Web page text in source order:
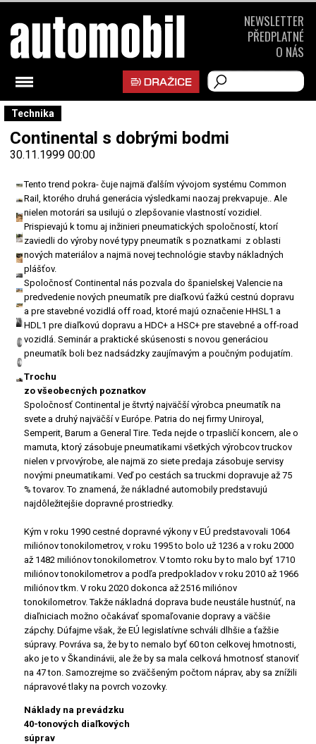
Technika
Continental s dobrými bodmi
30.11.1999 00:00
Tento trend pokra- čuje najmä ďalším vývojom systému Common
Rail, ktorého druhá generácia výsledkami naozaj prekvapuje.. Ale
nielen motorári sa usilujú o zlepšovanie vlastností vozidiel.
Prispievajú k tomu aj inžinieri pneumatických spoločností, ktorí
zaviedli do výroby nové typy pneumatík s poznatkami z oblasti
nových materiálov a najmä novej technológie stavby nákladných
plášťov.
Spoločnosť Continental nás pozvala do španielskej Valencie na
predvedenie nových pneumatík pre diaľkovú ťažkú cestnú dopravu
a pre stavebné vozidlá off road, ktoré majú označenie HHSL1 a
HDL1 pre diaľkovú dopravu a HDC+ a HSC+ pre stavebné a off-road
vozidlá. Seminár a praktické skúsenosti s novou generáciou
pneumatík boli bez nadsádzky zaujímavým a poučným podujatím.
Trochu
zo všeobecných poznatkov
Spoločnosť Continental je štvrtý najväčší výrobca pneumatík na
svete a druhý najväčší v Európe. Patria do nej firmy Uniroyal,
Semperit, Barum a General Tire. Teda nejde o trpasličí koncern, ale o
mamuta, ktorý zásobuje pneumatikami všetkých výrobcov truckov
nielen v prvovýrobe, ale najmä zo siete predaja zásobuje servisy
novými pneumatikami. Veď po cestách sa truckmi dopravuje až 75
% tovarov. To znamená, že nákladné automobily predstavujú
najdôležitejšie dopravné prostriedky.
Kým v roku 1990 cestné dopravné výkony v EÚ predstavovali 1064
miliónov tonokilometrov, v roku 1995 to bolo už 1236 a v roku 2000
až 1482 miliónov tonokilometrov. V tomto roku by to malo byť 1710
miliónov tonokilometrov a podľa predpokladov v roku 2010 až 1966
miliónov tkm. V roku 2020 dokonca až 2516 miliónov
tonokilometrov. Takže nákladná doprava bude neustále hustnúť, na
diaľniciach možno očakávať spomaľovanie dopravy a väčšie
zápchy. Dúfajme však, že EÚ legislatívne schváli dlhšie a ťažšie
súpravy. Povráva sa, že by to nemalo byť 60 ton celkovej hmotnosti,
ako je to v Škandinávii, ale že by sa mala celková hmotnosť stanoviť
na 47 ton. Samozrejme so zväčšeným počtom náprav, aby sa znížili
nápravové tlaky na povrch vozovky.
Náklady na prevádzku
40-tonových diaľkových
súprav
NEWSLETTER
PŘEDPLATNÉ
O NÁS